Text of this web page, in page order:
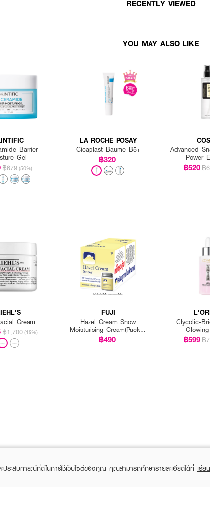
ลบางๆ ให้ทั่วผิวหน้าและผิวกายที่ต้องการ
ยตามต้องการ ทั้งเช้าและเย็น
RECENTLY VIEWED
YOU MAY ALSO LIKE
Barrier
Gel
฿679 (50%)
LA ROCHE POSAY
Cicaplast Baume B5+
฿320
Advanced
Power
฿520฿
Cream
฿1,700 (15%)
FUJI
Hazel Cream Snow
Moisturising Cream(Pack 1
Get 1 Free)
฿490
Glycolic-
฿599฿
ประสบการณ์ที่ดีในการใช้เว็บไซต์ของคุณ คุณสามารถศึกษารายละเอียดได้ที่ เรีย